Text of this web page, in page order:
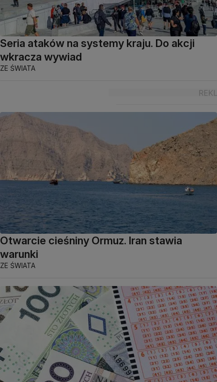
Seria ataków na systemy kraju. Do akcji
wkracza wywiad
ZE ŚWIATA
Otwarcie cieśniny Ormuz. Iran stawia
warunki
ZE ŚWIATA